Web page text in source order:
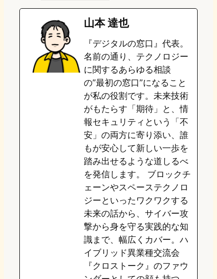
e
t
o
o
n
e
s
k
e
b
o
o
k
e
a
山本 達也
『デジタルの窓口』代表。
名前の通り、テクノロジー
に関するあらゆる相談
の”最初の窓口”になること
が私の役割です。未来技術
がもたらす「期待」と、情
報セキュリティという「不
安」の両方に寄り添い、誰
もが安心して新しい一歩を
踏み出せるような道しるべ
を発信します。 ブロックチ
ェーンやスペーステクノロ
ジーといったワクワクする
未来の話から、サイバー攻
撃から身を守る実践的な知
識まで、幅広くカバー。ハ
イブリッド異業種交流会
『クロストーク』のファウ